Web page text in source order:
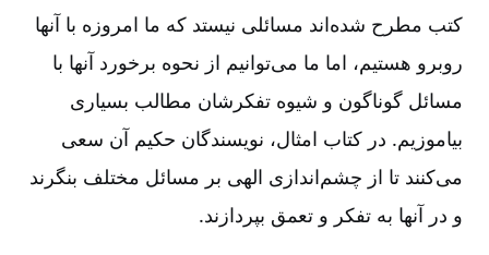
کتب مطرح شده‌اند مسائلی نیستد که ما امروزه با آنها
روبرو هستیم‌، اما ما می‌توانیم از نحوه برخورد آنها با
مسائل گوناگون و شیوه تفکرشان مطالب بسیاری
بیاموزیم‌. در کتاب امثال‌، نویسندگان حکیم آن سعی
می‌کنند تا از چشم‌اندازی الهی بر مسائل مختلف بنگرند
و در آنها به تفکر و تعمق بپردازند.